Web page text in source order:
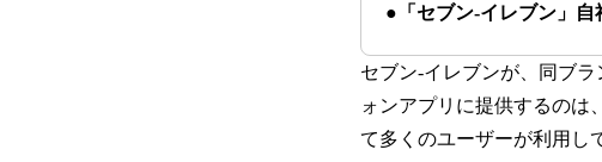
●「セブン‐イレブン」
セブン-イレブンが、同ブ
ォンアプリに提供するのは
て多くのユーザーが利用し